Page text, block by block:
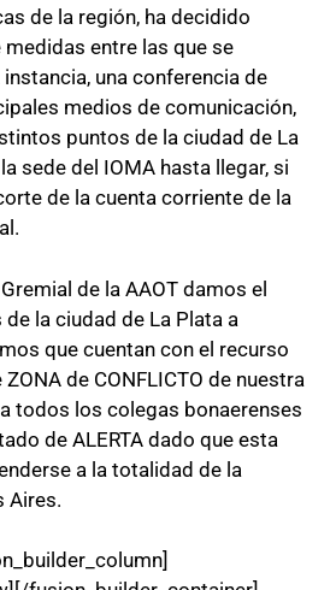
de la región, ha decidido
medidas entre las que se
una conferencia de
medios de comunicación,
puntos de la ciudad de La
sede del IOMA hasta llegar, si
de la cuenta corriente de la
de la AAOT damos el
la ciudad de La Plata a
que cuentan con el recurso
de CONFLICTO de nuestra
todos los colegas bonaerenses
de ALERTA dado que esta
a la totalidad de la
Aires.